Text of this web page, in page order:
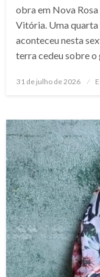
obra em Nova Rosa
Vitória. Uma
aconteceu nesta
terra cedeu sobre
Posted
31 de julho de 2026